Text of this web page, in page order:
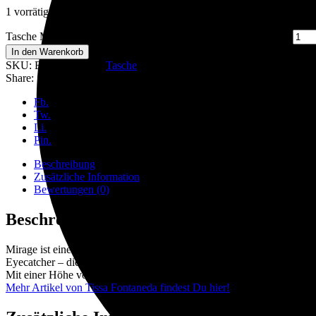
1 vorrätig
Tasche Mirage in Farbe Ash Grey von Tissa Fontaneda quantity
In den Warenkorb
SKU: B144
Tasche
Share:
Fb.
Tw.
Li.
Pin.
Beschreibung
Zusätzliche Information
Bewertungen (0)
Beschreibung
Mirage ist eine wunderschöne Tasche von Tissa Fontaneda im
Eyecatcher – diese Tasche ist der perfekte Begleiter für jeden Anlass.
Mit einer Höhe von 21 cm (43 cm inklusive Henkel), einer Breite
Mehr Artikel von Tissa Fontaneda findest Du hier!